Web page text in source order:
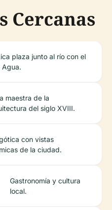
Cercanas
plaza junto al río con el
Agua.
maestra de la
del siglo XVIII.
con vistas
de la ciudad.
Gastronomía y cultura
local.